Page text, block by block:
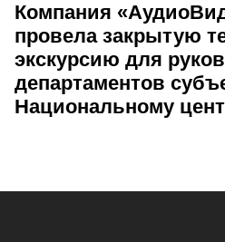
Компания
провела закрытую
экскурсию для
департаментов
Национальному